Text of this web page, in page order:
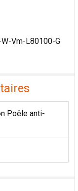
Vm-L80100-G
Poêle anti-